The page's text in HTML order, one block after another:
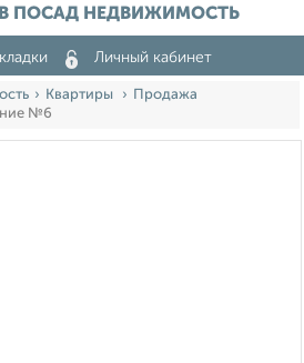
ПОСАД НЕДВИЖИМОСТЬ
Личный кабинет
Квартиры
Продажа
№6